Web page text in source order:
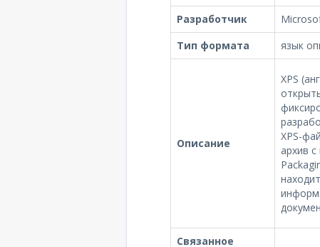
Разработчик
Тип формата
язык
Описание
XPS
XPS-
архив
Связанное